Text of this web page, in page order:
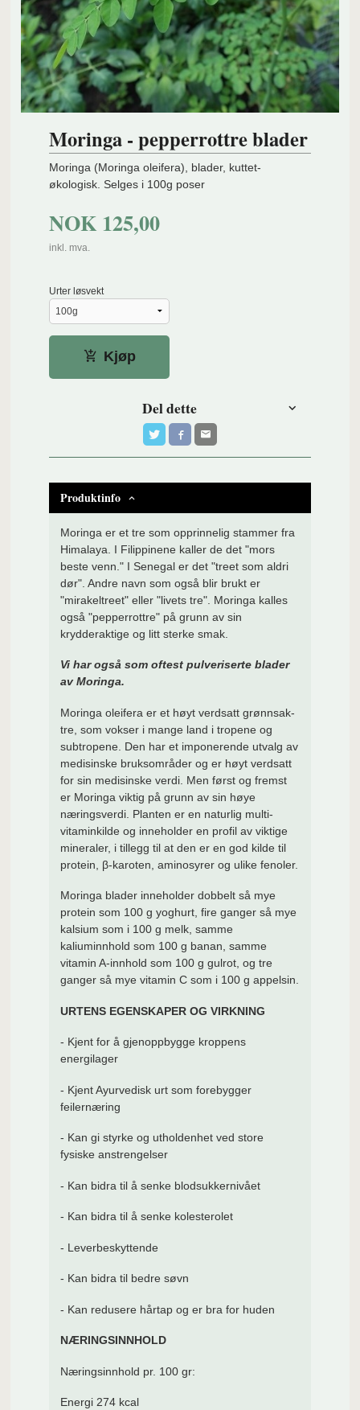
Moringa - pepperrottre blader
Moringa (Moringa oleifera), blader, kuttet-
økologisk. Selges i 100g poser
NOK 125,00
inkl. mva.
Urter løsvekt
Kjøp
Del dette
Produktinfo
Moringa er et tre som opprinnelig stammer fra
Himalaya. I Filippinene kaller de det "mors
beste venn." I Senegal er det "treet som aldri
dør". Andre navn som også blir brukt er
"mirakeltreet" eller "livets tre". Moringa kalles
også "pepperrottre" på grunn av sin
krydderaktige og litt sterke smak.
Vi har også som oftest pulveriserte blader
av Moringa.
Moringa oleifera er et høyt verdsatt grønnsak-
tre, som vokser i mange land i tropene og
subtropene. Den har et imponerende utvalg av
medisinske bruksområder og er høyt verdsatt
for sin medisinske verdi. Men først og fremst
er Moringa viktig på grunn av sin høye
næringsverdi. Planten er en naturlig multi-
vitaminkilde og inneholder en profil av viktige
mineraler, i tillegg til at den er en god kilde til
protein, β-karoten, aminosyrer og ulike fenoler.
Moringa blader inneholder dobbelt så mye
protein som 100 g yoghurt, fire ganger så mye
kalsium som i 100 g melk, samme
kaliuminnhold som 100 g banan, samme
vitamin A-innhold som 100 g gulrot, og tre
ganger så mye vitamin C som i 100 g appelsin.
URTENS EGENSKAPER OG VIRKNING
- Kjent for å gjenoppbygge kroppens
energilager
- Kjent Ayurvedisk urt som forebygger
feilernæring
- Kan gi styrke og utholdenhet ved store
fysiske anstrengelser
- Kan bidra til å senke blodsukkernivået
- Kan bidra til å senke kolesterolet
- Leverbeskyttende
- Kan bidra til bedre søvn
- Kan redusere hårtap og er bra for huden
NÆRINGSINNHOLD
Næringsinnhold pr. 100 gr:
Energi 274 kcal